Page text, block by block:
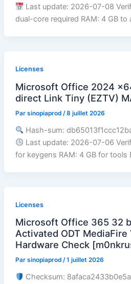
Last update: 2026-07-08
dual-core required RAM: 4 GB to
Licenses
Microsoft Office 2024
direct Link Tiny (EZTV)
Par sinopiaprod /8 juillet 2026
Hash-sum:
Last update: 2026-07-06
for keygens RAM: 4 GB for tools
Licenses
Microsoft Office 365 32
Activated ODT MediaFire
Hardware Check
Par sinopiaprod /1 juillet 2026
Checksum: